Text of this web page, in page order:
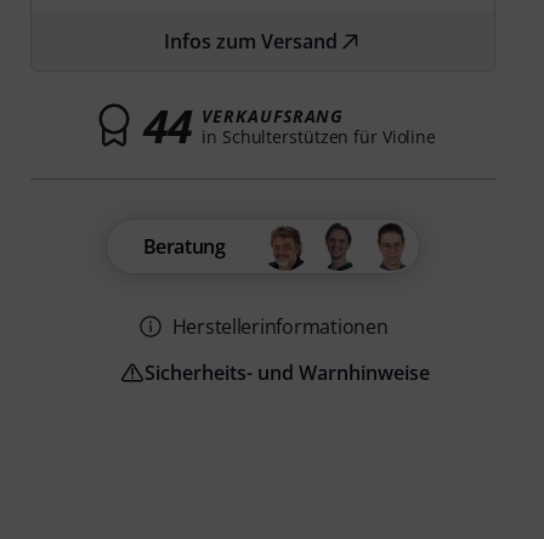
Infos zum Versand
44 VERKAUFSRANG
in Schulterstützen für Violine
Beratung
Herstellerinformationen
Sicherheits- und Warnhinweise